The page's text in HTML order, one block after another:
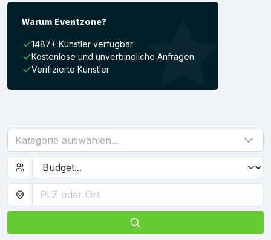
Warum Eventzone?
1487+ Künstler verfügbar
Kostenlose und unverbindliche Anfragen
Verifizierte Künstler
Kategorie auswählen...